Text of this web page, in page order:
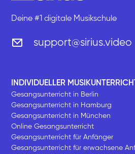
Deine #1 digitale Musikschule
support@sirius.video
INDIVIDUELLER MUSIKUNTERRICHT
Gesangsunterricht in Berlin
Gesangsunterricht in Hamburg
Gesangsunterricht in München
Online Gesangsunterricht
Gesangsunterricht für Anfänger
Gesangsunterricht für erwachsene